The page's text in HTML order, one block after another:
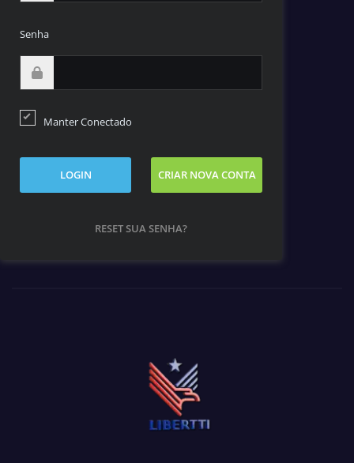
Senha
Manter Conectado
LOGIN CRIAR NOVA CONTA
RESET SUA SENHA?